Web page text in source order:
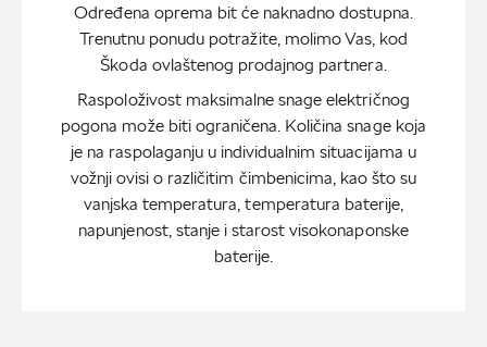
Određena oprema bit će naknadno dostupna.
Trenutnu ponudu potražite, molimo Vas, kod
Škoda ovlaštenog prodajnog partnera.
Raspoloživost maksimalne snage električnog
pogona može biti ograničena. Količina snage koja
je na raspolaganju u individualnim situacijama u
vožnji ovisi o različitim čimbenicima, kao što su
vanjska temperatura, temperatura baterije,
napunjenost, stanje i starost visokonaponske
baterije.